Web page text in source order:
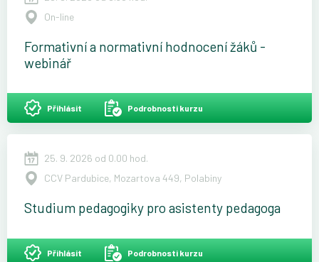
On-line
Formativní a normativní hodnocení žáků -
webinář
Přihlásit Podrobnosti kurzu
25. 9. 2026 od 0.00 hod.
CCV Pardubice, Mozartova 449, Polabiny
Studium pedagogiky pro asistenty pedagoga
Přihlásit Podrobnosti kurzu